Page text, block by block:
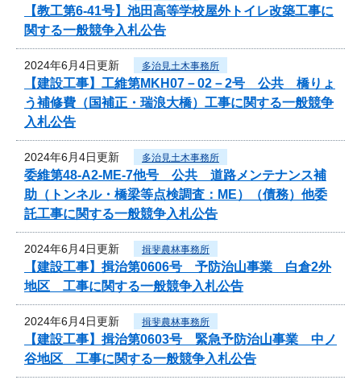
【教工第6-41号】池田高等学校屋外トイレ改築工事に
関する一般競争入札公告
2024年6月4日更新 多治見土木事務所
【建設工事】工維第MKH07－02－2号 公共 橋りょ
う補修費（国補正・瑞浪大橋）工事に関する一般競争
入札公告
2024年6月4日更新 多治見土木事務所
委維第48-A2-ME-7他号 公共 道路メンテナンス補
助（トンネル・橋梁等点検調査：ME）（債務）他委
託工事に関する一般競争入札公告
2024年6月4日更新 揖斐農林事務所
【建設工事】揖治第0606号 予防治山事業 白倉2外
地区 工事に関する一般競争入札公告
2024年6月4日更新 揖斐農林事務所
【建設工事】揖治第0603号 緊急予防治山事業 中ノ
谷地区 工事に関する一般競争入札公告